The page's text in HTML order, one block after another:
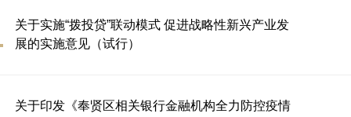
关于实施“拨投贷”联动模式 促进战略性新兴产业发
展的实施意见（试行）
关于印发《奉贤区相关银行金融机构全力防控疫情